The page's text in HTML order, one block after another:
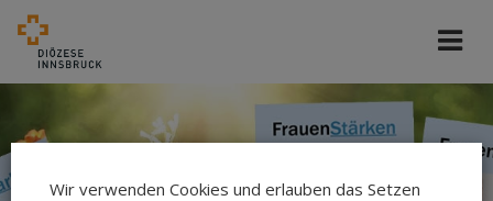
Wir verwenden Cookies und erlauben das Setzen